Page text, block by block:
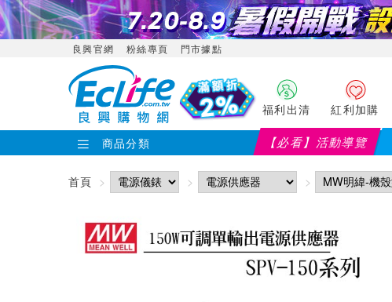
良興官網 粉絲專頁 門市據點
福利出清 紅利加購
商品分類 【必看】活動導覽
首頁